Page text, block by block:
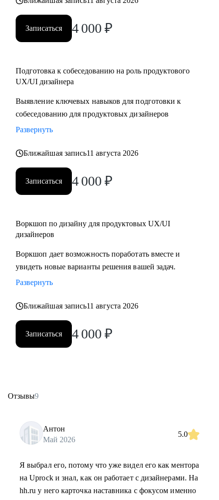
Записаться 4 000 ₽
Подготовка к собеседованию на роль продуктового
UX/UI дизайнера
Выявление ключевых навыков для подготовки к
собеседованию для продуктовых дизайнеров
Развернуть
Ближайшая запись11 августа 2026
Записаться 4 000 ₽
Воркшоп по дизайну для продуктовых UX/UI
дизайнеров
Воркшоп дает возможность поработать вместе и
увидеть новые варианты решения вашей задач.
Развернуть
Ближайшая запись11 августа 2026
Записаться 4 000 ₽
Отзывы9
Антон
Май 2026
5.0
Я выбрал его, потому что уже видел его как ментора
на Uprock и знал, как он работает с дизайнерами. На
hh.ru у него карточка наставника с фокусом именно